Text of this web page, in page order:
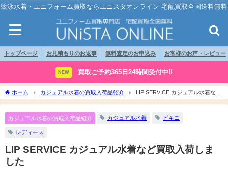
競泳水着・ユニフォーム買取ならユニスタオンライン 宅配買取全国送料無料
トップページ お見積もりのお返事 無料査定のお申込み お客様のお声・レビュー
NEW 買取ご予約365日24時間受付中!!
ホーム カジュアル水着の買取入荷品紹介
LIP SERVICE カジュアル水着など
買取入荷しました
カジュアル水着の買取入荷品紹介 カジュアル水着 ビキニ
レディース
LIP SERVICE カジュアル水着など買取入荷しま
した